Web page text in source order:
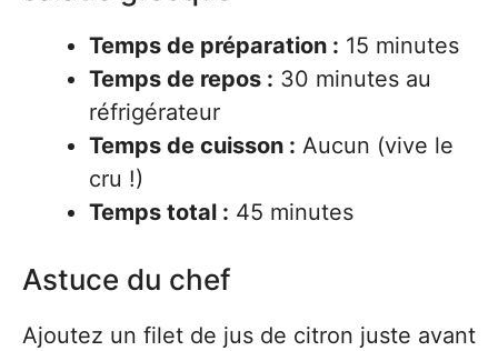
Temps de préparation : 15 minutes
Temps de repos : 30 minutes au
réfrigérateur
Temps de cuisson : Aucun (vive le
cru !)
Temps total : 45 minutes
Astuce du chef
Ajoutez un filet de jus de citron juste avant